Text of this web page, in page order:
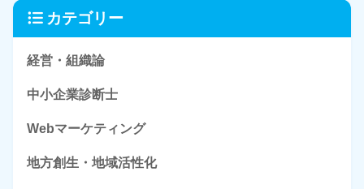
カテゴリー
経営・組織論
中小企業診断士
Webマーケティング
地方創生・地域活性化